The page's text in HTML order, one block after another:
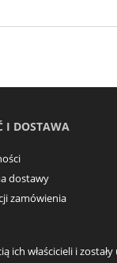
I DOSTAWA
dostawy
zamówienia
ich właścicieli i